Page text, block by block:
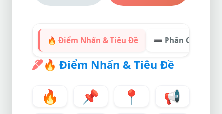
🔥 Điểm Nhấn & Tiêu Đề ➖ Phân Chia Cấu
🔥 Điểm Nhấn & Tiêu Đề
🔥 📌 📍
📢